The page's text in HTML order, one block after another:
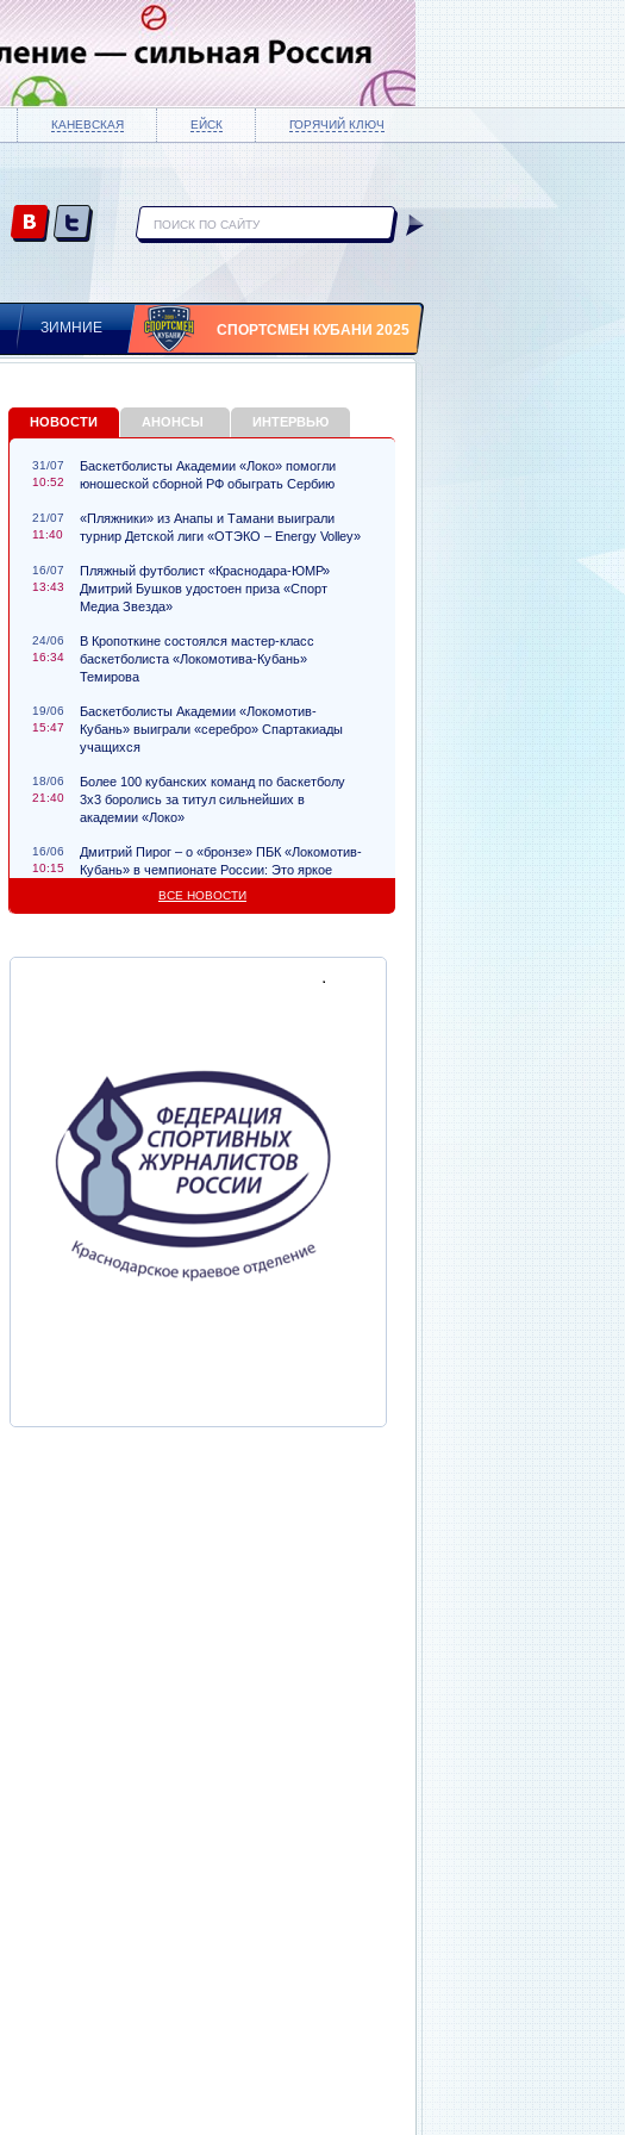
КАНЕВСКАЯ ЕЙСК ГОРЯЧИЙ КЛЮЧ
ЗИМНИЕ СПОРТСМЕН КУБАНИ 2025
НОВОСТИ АНОНСЫ ИНТЕРВЬЮ
31/07
10:52
Баскетболисты Академии «Локо» помогли
юношеской сборной РФ обыграть Сербию
21/07
11:40
«Пляжники» из Анапы и Тамани выиграли
турнир Детской лиги «ОТЭКО – Energy Volley»
16/07
13:43
Пляжный футболист «Краснодара-ЮМР»
Дмитрий Бушков удостоен приза «Спорт
Медиа Звезда»
24/06
16:34
В Кропоткине состоялся мастер-класс
баскетболиста «Локомотива-Кубань»
Темирова
19/06
15:47
Баскетболисты Академии «Локомотив-
Кубань» выиграли «серебро» Спартакиады
учащихся
18/06
21:40
Более 100 кубанских команд по баскетболу
3х3 боролись за титул сильнейших в
академии «Локо»
16/06
10:15
Дмитрий Пирог – о «бронзе» ПБК «Локомотив-
Кубань» в чемпионате России: Это яркое
ВСЕ НОВОСТИ